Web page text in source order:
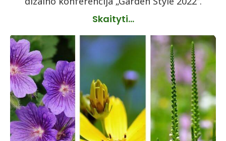
Skaityti...